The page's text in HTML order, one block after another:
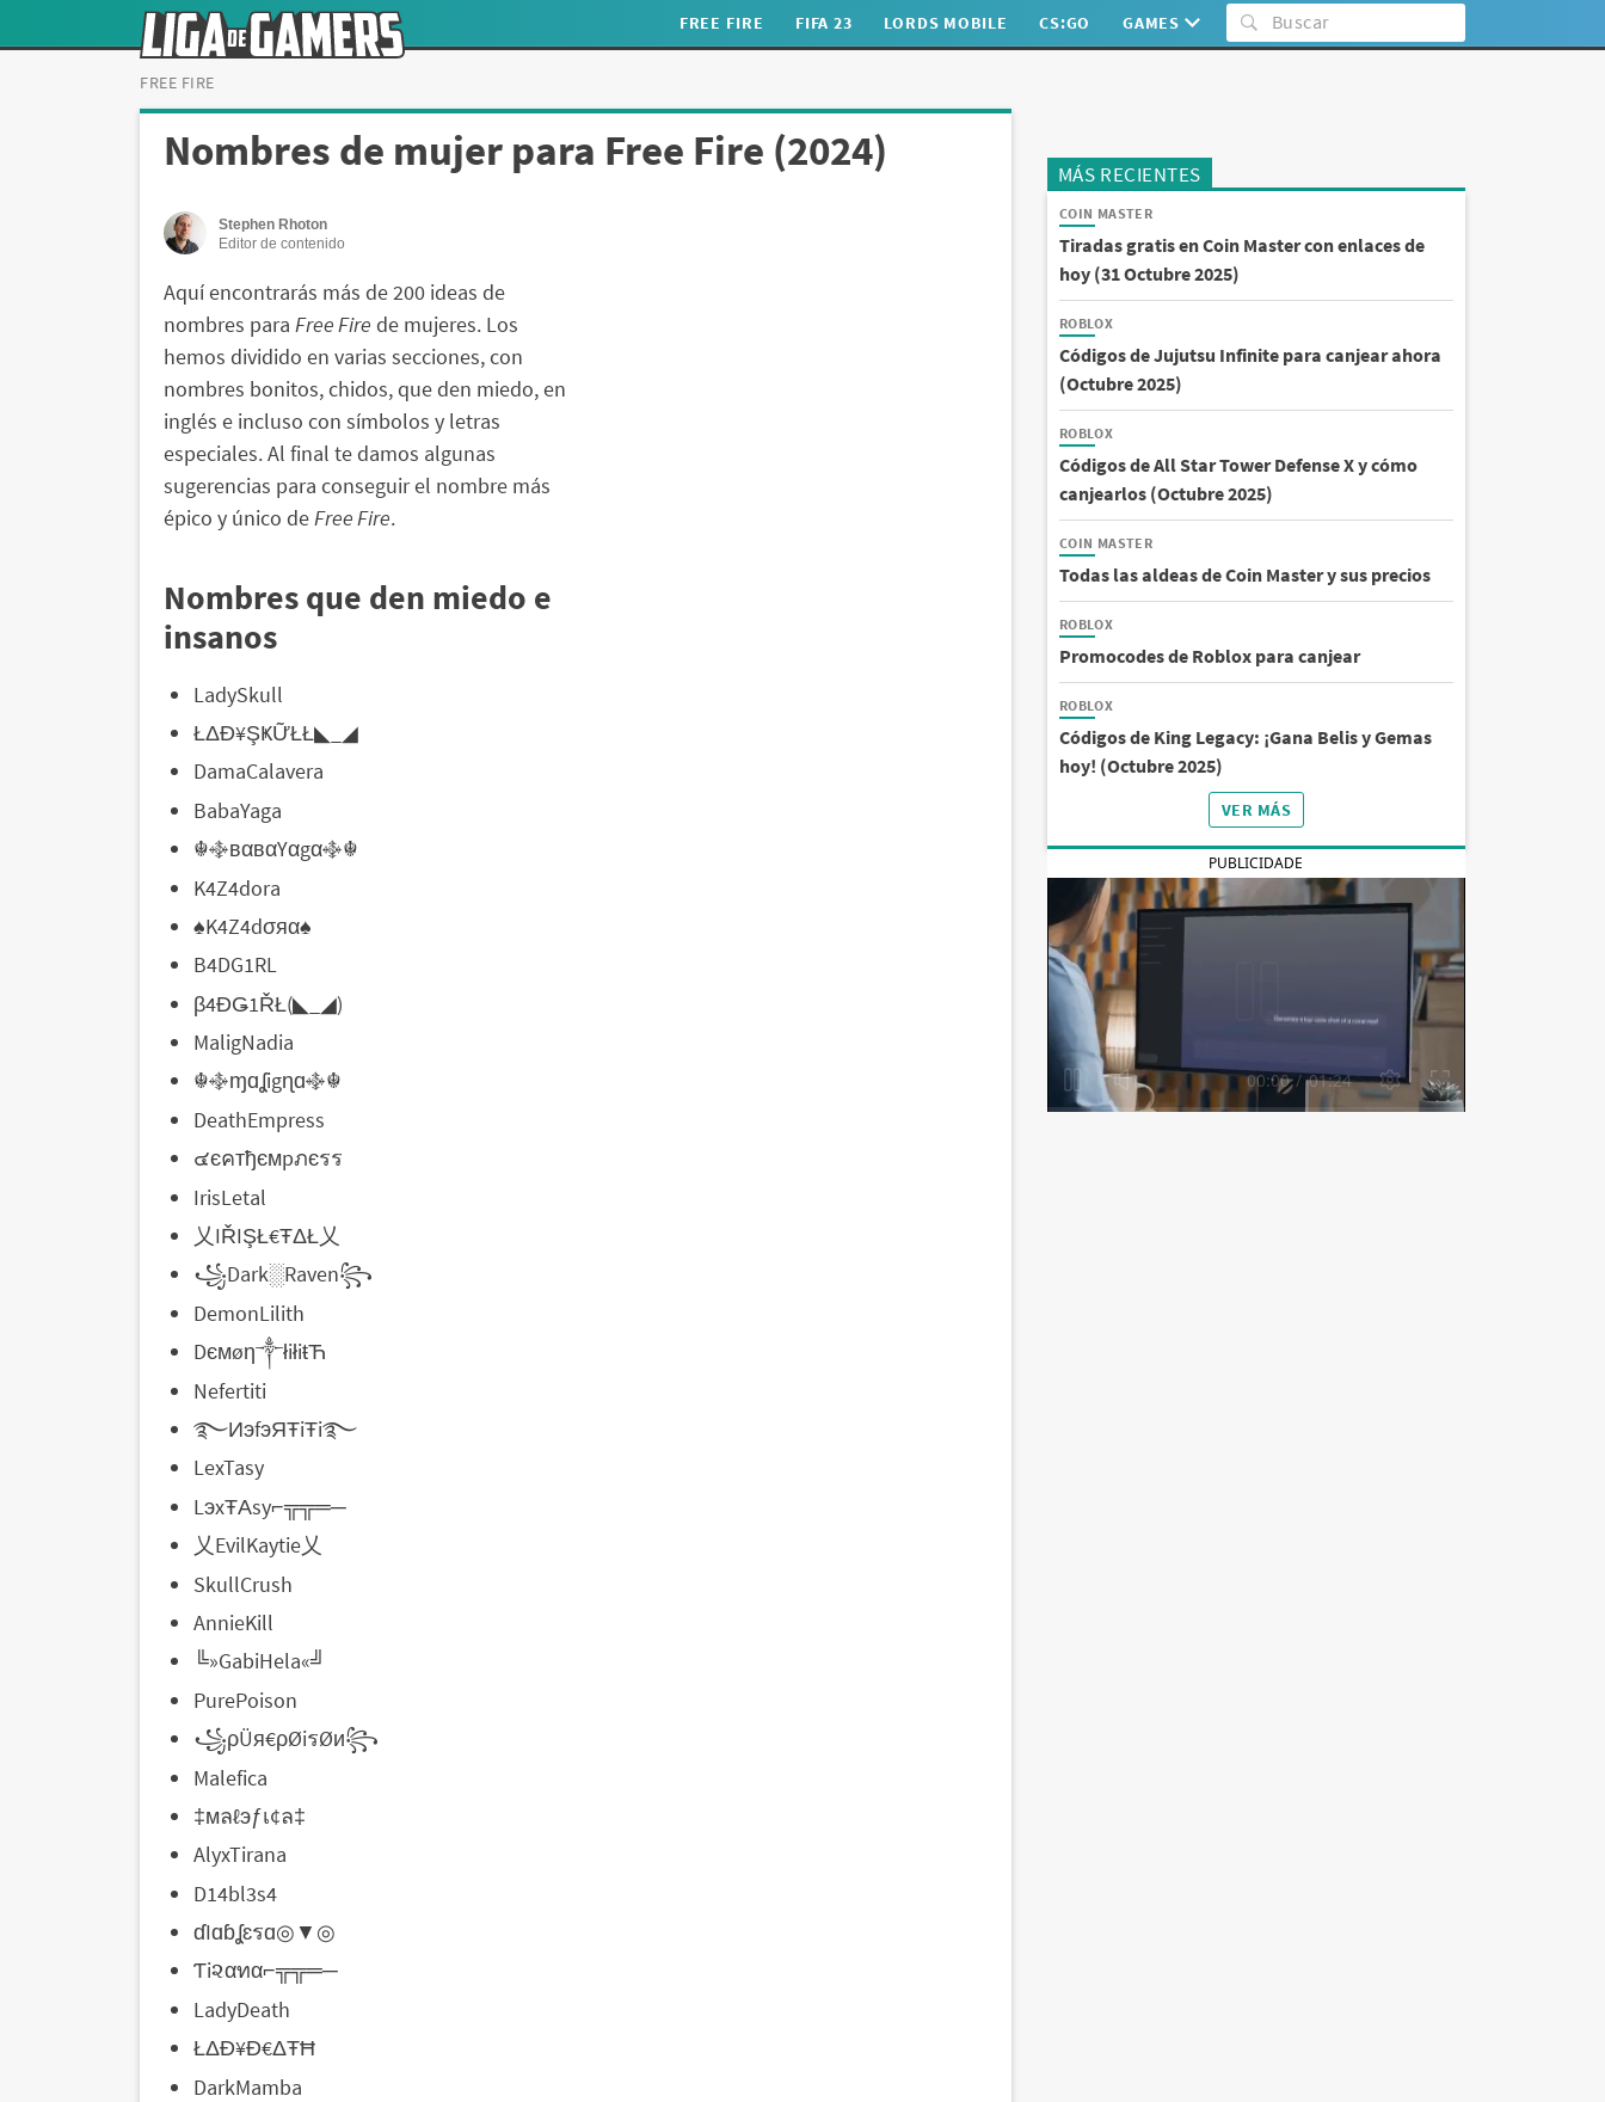
FREE FIRE FIFA 23 LORDS MOBILE CS:GO GAMES
FREE FIRE
Nombres de mujer para Free Fire (2024)
Stephen Rhoton
Editor de contenido
Aquí encontrarás más de 200 ideas de
nombres para Free Fire de mujeres. Los
hemos dividido en varias secciones, con
nombres bonitos, chidos, que den miedo, en
inglés e incluso con símbolos y letras
especiales. Al final te damos algunas
sugerencias para conseguir el nombre más
épico y único deFree Fire.
Nombres que den miedo e
insanos
LadySkull
ŁΔĐ¥ŞҜỮŁŁ◣_◢
DamaCalavera
BabaYaga
☬࿇вαвαYαgα࿇☬
K4Z4dora
♠K4Z4dσяα♠
B4DG1RL
β4ĐǤ1ŘŁ(◣_◢)
MaligNadia
☬࿇ɱɑʆigɳɑ࿇☬
DeathEmpress
๔єคтђємpภєรร
IrisLetal
乂IŘIŞŁ€ŦΔŁ乂
꧁Dark░Raven꧂
DemonLilith
Dємøη༒łiłiŧЋ
Nefertiti
࿐ИэfэЯŦiŦi࿐
LexTasy
LэxŦΑsy⌐╦╦═─
乂EvilKaytie乂
SkullCrush
AnnieKill
╚»GabiHela«╝
PurePoison
꧁ρÜя€ρØiรØи꧂
Malefica
‡мลℓэƒเ¢ล‡
AlyxTirana
D14bl3s4
ɗIɑɓʆɛรɑ◎▼◎
Ƭi૨αทα⌐╦╦═─
LadyDeath
ŁΔĐ¥Đ€ΔŦĦ
DarkMamba
MÁS RECIENTES
COIN MASTER
Tiradas gratis en Coin Master con enlaces de
hoy (31 Octubre 2025)
ROBLOX
Códigos de Jujutsu Infinite para canjear ahora
(Octubre 2025)
ROBLOX
Códigos de All Star Tower Defense X y cómo
canjearlos (Octubre 2025)
COIN MASTER
Todas las aldeas de Coin Master y sus precios
ROBLOX
Promocodes de Roblox para canjear
ROBLOX
Códigos de King Legacy: ¡Gana Belis y Gemas
hoy! (Octubre 2025)
VER MÁS
PUBLICIDADE